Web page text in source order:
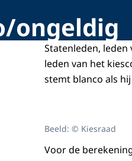
ongeldig
Statenleden, leden
leden van het
stemt blanco als
Beeld: © Kiesraad
Voor de